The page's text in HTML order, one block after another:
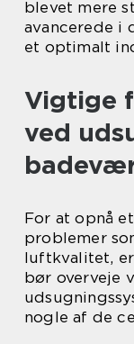
blevet mere
avancerede i
et optimalt
Vigtige
ved
For at opnå
problemer
luftkvalitet,
bør overveje
nogle af de